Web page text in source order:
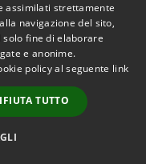
assimilati strettamente
navigazione del sito,
solo fine di elaborare
e anonime.
policy al seguente link
TUTTO